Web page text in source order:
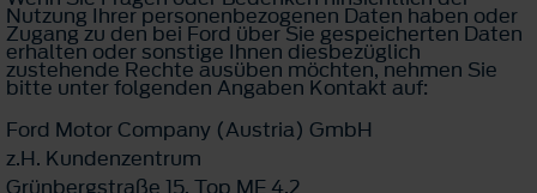
Nutzung Ihrer personenbezogenen Daten haben oder
Zugang zu den bei Ford über Sie gespeicherten Daten
erhalten oder sonstige Ihnen diesbezüglich
zustehende Rechte ausüben möchten, nehmen Sie
bitte unter folgenden Angaben Kontakt auf:
Ford Motor Company (Austria) GmbH
z.H. Kundenzentrum
Grünbergstraße 15, Top ME 4.2